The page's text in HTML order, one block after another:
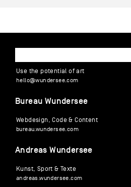
Use the potential of art
hello@wundersee.com
Bureau Wundersee
Webdesign, Code & Content
bureau.wundersee.com
Andreas Wundersee
Kunst, Sport & Texte
andreas.wundersee.com